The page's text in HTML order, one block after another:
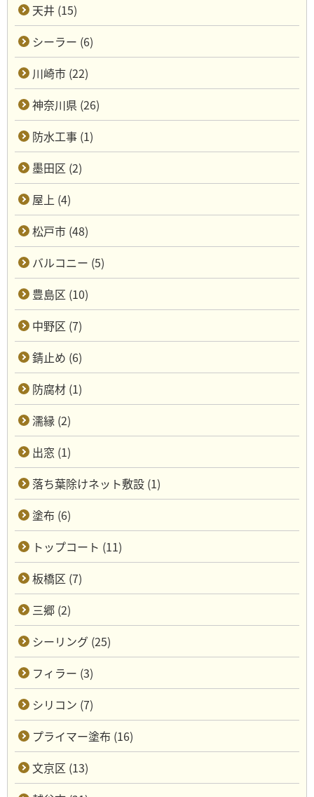
天井 (15)
シーラー (6)
川崎市 (22)
神奈川県 (26)
防水工事 (1)
墨田区 (2)
屋上 (4)
松戸市 (48)
バルコニー (5)
豊島区 (10)
中野区 (7)
錆止め (6)
防腐材 (1)
濡縁 (2)
出窓 (1)
落ち葉除けネット敷設 (1)
塗布 (6)
トップコート (11)
板橋区 (7)
三郷 (2)
シーリング (25)
フィラー (3)
シリコン (7)
プライマー塗布 (16)
文京区 (13)